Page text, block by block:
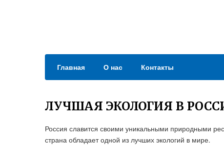
Главная О нас Контакты
ЛУЧШАЯ ЭКОЛОГИЯ В
Россия славится своими уникальными природными
страна обладает одной из лучших экологий в мире.